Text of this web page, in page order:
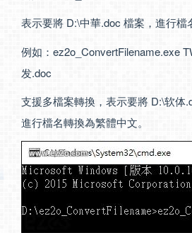
表示要將 D:\中華.doc 檔案，進行檔
例如：ez2o_ConvertFilename.exe
发.doc
支援多檔案轉換，表示要將 D:\软体
進行檔名轉換為繁體中文。